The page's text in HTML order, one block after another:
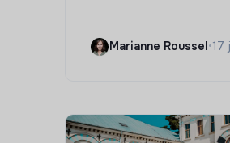
Marianne Roussel•17